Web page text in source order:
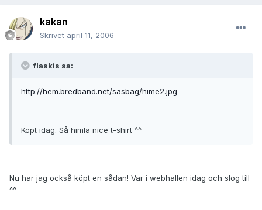
kakan
Skrivet april 11, 2006
flaskis sa:
http://hem.bredband.net/sasbag/hime2.jpg
Köpt idag. Så himla nice t-shirt ^^
Nu har jag också köpt en sådan! Var i webhallen idag och slog till
^^